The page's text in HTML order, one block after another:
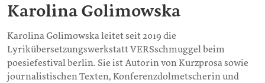
Karolina Golimowska
Karolina Golimowska leitet seit 2019 die
Lyrikübersetzungswerkstatt VERSschmuggel beim
poesiefestival berlin. Sie ist Autorin von Kurzprosa sowie
journalistischen Texten, Konferenzdolmetscherin und